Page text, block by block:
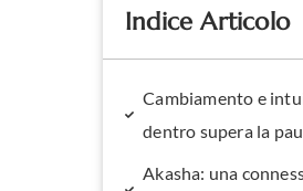
Indice Articolo
Cambiamento e
dentro supera la
Akasha: una